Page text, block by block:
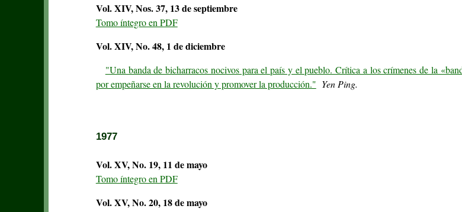
Vol. XIV, Nos. 37, 13 de septiembre
Tomo íntegro en PDF
Vol. XIV, No. 48, 1 de diciembre
"Una banda de bicharracos nocivos para el país y el pueblo. Crítica a los crímenes de la
por empeñarse en la revolución y promover la producción." Yen Ping.
1977
Vol. XV, No. 19, 11 de mayo
Tomo íntegro en PDF
Vol. XV, No. 20, 18 de mayo